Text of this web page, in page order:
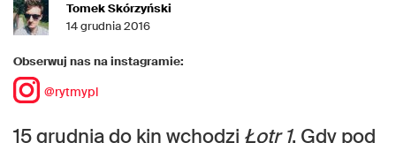
Tomek Skórzyński
14 grudnia 2016
Obserwuj nas na instagramie:
@rytmypl
15 grudnia do kin wchodzi Łotr 1. Gdy pod